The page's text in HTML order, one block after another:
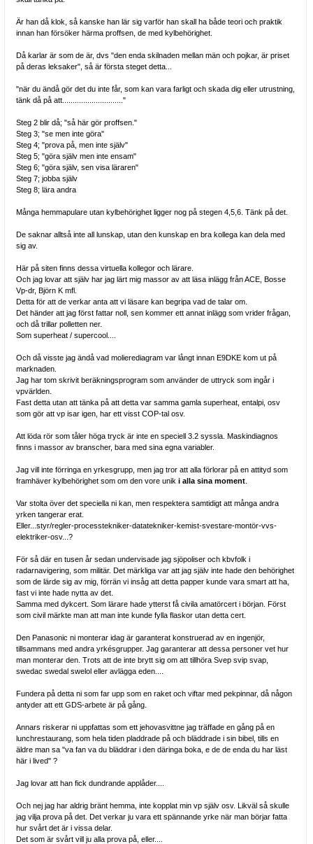
Är han då klok, så kanske han lär sig varför han skall ha både teori och praktik
innan han försöker härma proffsen, de med kylbehörighet.
Då karlar är som de är, dvs "den enda skilnaden mellan män och pojkar, är priset
på deras leksaker", så är första steget detta...
"när du ändå gör det du inte får, som kan vara farligt och skada dig eller utrustning,
tänk då på att............................."
Steg 2 blir då; "så här gör proffsen."
Steg 3; "se men inte göra"
Steg 4; "prova på, men inte själv"
Steg 5; "göra själv men inte ensam"
Steg 6; "göra själv, sen visa läraren"
Steg 7; jobba själv
Steg 8; lära andra
Många hemmapulare utan kylbehörighet ligger nog på stegen 4,5,6. Tänk på det.
De saknar alltså inte all lunskap, utan den kunskap en bra kollega kan dela med
sig av.
Här på siten finns dessa virtuella kollegor och lärare.
Och jag lovar att själv har jag lärt mig massor av att läsa inlägg från ACE, Bosse
Vp-dr, Björn K mfl.
Detta för att de verkar anta att vi läsare kan begripa vad de talar om.
Det händer att jag först fattar noll, sen kommer ett annat inlägg som vrider frågan,
och då trillar polletten ner.
Som superheat / supercool....
Och då visste jag ändå vad molierediagram var långt innan E9DKE kom ut på
marknaden.
Jag har tom skrivit beräkningsprogram som använder de uttryck som ingår i
vpvärlden.
Fast detta utan att tänka på att detta var samma gamla superheat, entalpi, osv
som gör att vp isar igen, har ett visst COP-tal osv.
Att löda rör som tåler höga tryck är inte en speciell 3.2 syssla. Maskindiagnos
finns i massor av branscher, bara med sina egna variabler.
Jag vill inte förringa en yrkesgrupp, men jag tror att alla förlorar på en attityd som
framhäver kylbehörighet som om den vore unik i alla sina moment.
Var stolta över det speciella ni kan, men respektera samtidigt att många andra
yrken tangerar erat.
Eller...styr/regler-processtekniker-datatekniker-kemist-svestare-montör-vvs-
elektriker-osv...?
För så där en tusen år sedan undervisade jag sjöpoliser och kbvfolk i
radarnavigering, som militär. Det märkliga var att jag själv inte hade den behörighet
som de lärde sig av mig, förrän vi insåg att detta papper kunde vara smart att ha,
fast vi inte hade nytta av det.
Samma med dykcert. Som lärare hade ytterst få civila amatörcert i början. Först
som civil märkte man att man inte kunde fylla flaskor utan detta cert.
Den Panasonic ni monterar idag är garanterat konstruerad av en ingenjör,
tillsammans med andra yrkésgrupper. Jag garanterar att dessa personer vet hur
man monterar den. Trots att de inte brytt sig om att tillhöra Svep svip svap,
swedac swedal swelol eller avlägga eden....
Fundera på detta ni som far upp som en raket och viftar med pekpinnar, då någon
antyder att ett GDS-arbete är på gång.
Annars riskerar ni uppfattas som ett jehovasvittne jag träffade en gång på en
lunchrestaurang, som hela tiden pladdrade på och bläddrade i sin bibel, tills en
äldre man sa "va fan va du bläddrar i den däringa boka, e de de enda du har läst
här i lived" ?
Jag lovar att han fick dundrande applåder....
Och nej jag har aldrig bränt hemma, inte kopplat min vp själv osv. Likväl så skulle
jag vilja prova på det. Det verkar ju vara ett spännande yrke när man börjar fatta
hur svårt det är i vissa delar.
Det som är svårt vill ju alla prova på, eller....